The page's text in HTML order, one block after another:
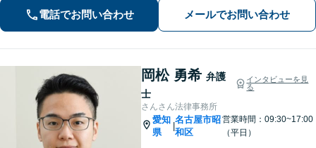
籍」トラブル等に対し状況に応じて適
切に問題解決を図ります。
電話でお問い合わせ メールでお問い合わせ
岡松 勇希 弁護
士
インタビューを見
る
さんさん法律事務所
愛知
県
名古屋市昭
和区
営業時間：09:30~17:00
（平日）